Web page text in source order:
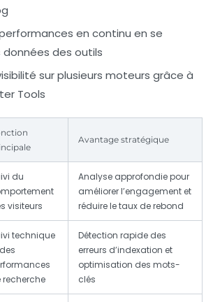
en continu en se
des outils
sur plusieurs moteurs grâce à
Tools
Avantage stratégique
du
visiteurs
Analyse approfondie pour
améliorer l’engagement et
réduire le taux de rebond
technique
recherche
Détection rapide des
erreurs d’indexation et
optimisation des mots-
clés